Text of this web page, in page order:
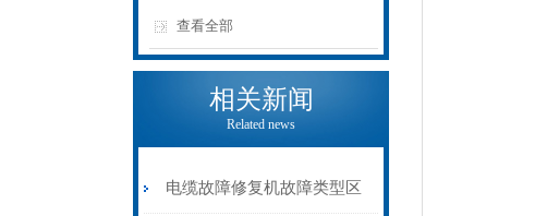
查看全部
相关新闻
Related news
电缆故障修复机故障类型区